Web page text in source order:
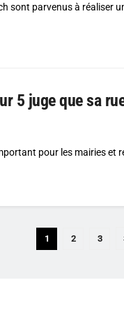
sont parvenus à
5 juge que sa
pour les mairies et
1 2 3